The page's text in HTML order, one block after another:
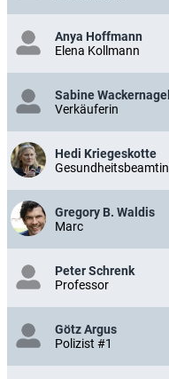
Anya Hoffmann
Elena Kollmann
Sabine Wackernagel
Verkäuferin
Hedi Kriegeskotte
Gesundheitsbeamtin
Gregory B. Waldis
Marc
Peter Schrenk
Professor
Götz Argus
Polizist #1